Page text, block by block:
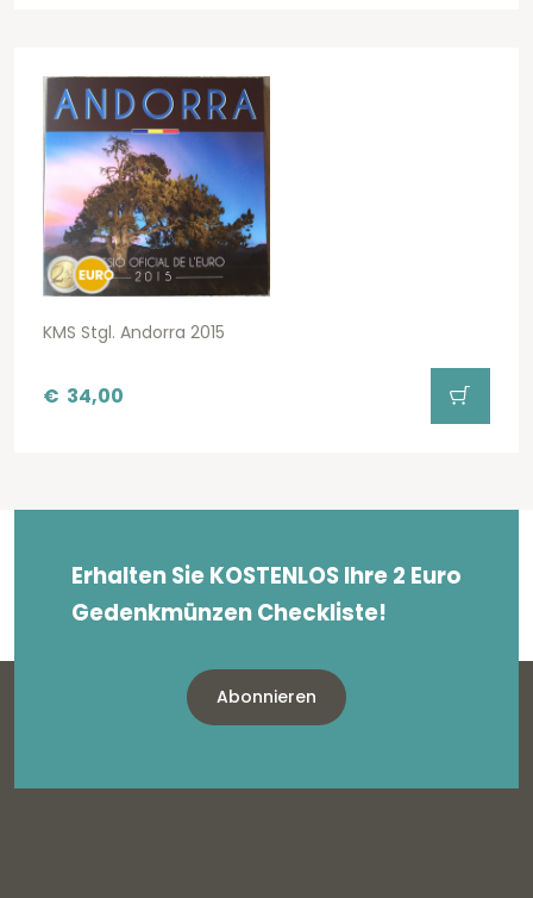
KMS Stgl. Andorra 2015
€ 34,00
Erhalten Sie KOSTENLOS Ihre 2 Euro
Gedenkmünzen Checkliste!
Abonnieren